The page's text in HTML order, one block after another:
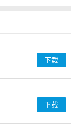
下载
下载